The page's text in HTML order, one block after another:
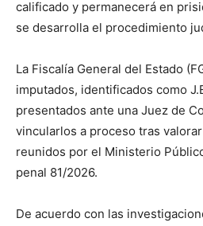
calificado y permanecerá en
se desarrolla el procedimiento
La Fiscalía General del Estado
imputados, identificados como
presentados ante una Juez de
vincularlos a proceso tras
reunidos por el Ministerio
penal 81/2026.
De acuerdo con las